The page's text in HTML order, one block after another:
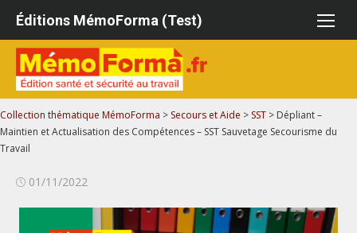
Aller
contenu
Éditions MémoForma (Test)
Collection thématique MémoForma > Secours et Aide > SST > Dépliant –
Maintien et Actualisation des Compétences – SST Sauvetage Secourisme du
Travail
Publié01/11/2022